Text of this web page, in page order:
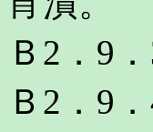
Ｂ2．9
Ｂ2．9